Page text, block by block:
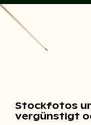
Stockfotos
vergünstigt